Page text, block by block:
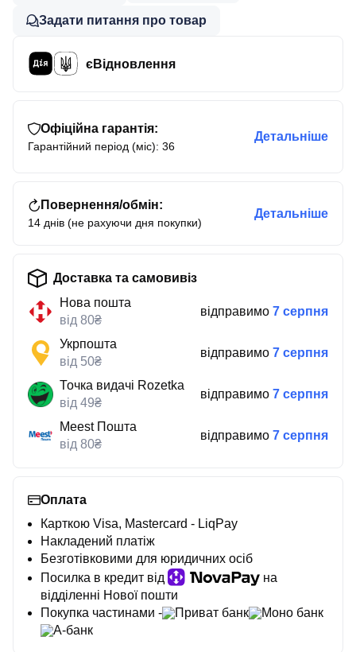
Задати питання про товар
єВідновлення
Офіційна гарантія:
Гарантійний період (міс): 36
Детальніше
Повернення/обмін:
14 днів (не рахуючи дня покупки)
Детальніше
Доставка та самовивіз
Нова пошта
від 80₴
відправимо 7 серпня
Укрпошта
від 50₴
відправимо 7 серпня
Точка видачі Rozetka
від 49₴
відправимо 7 серпня
Meest Пошта
від 80₴
відправимо 7 серпня
Оплата
Карткою Visa, Mastercard - LiqPay
Накладений платіж
Безготівковими для юридичних осіб
Посилка в кредит від
на
відділенні Нової пошти
Покупка частинами -
Приват банк
Моно банк
А-банк